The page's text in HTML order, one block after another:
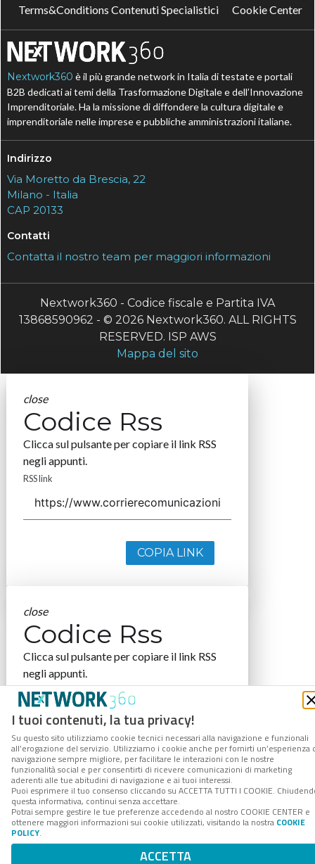
I tuoi contenuti, la tua privacy!
Su questo sito utilizziamo cookie tecnici necessari alla navigazione e funzionali
all’erogazione del servizio. Utilizziamo i cookie anche per fornirti un’esperienza
navigazione sempre migliore, per facilitare le interazioni con le nostre
funzionalità social e per consentirti di ricevere comunicazioni di marketing
aderenti alle tue abitudini di navigazione e ai tuoi interessi.
Puoi esprimere il tuo consenso cliccando su ACCETTA TUTTI I COOKIE.
questa informativa, continui senza accettare.
Potrai sempre gestire le tue preferenze accedendo al nostro COOKIE CENTER e
ottenere maggiori informazioni sui cookie utilizzati, visitando la nostra COOKIE
POLICY.
ACCETTA
Terms&Conditions Contenuti Specialistici
Cookie Center
Nextwork360 è il più grande network in Italia di testate e portali
B2B dedicati ai temi della Trasformazione Digitale e dell’Innovazione
Imprenditoriale. Ha la missione di diffondere la cultura digitale e
imprenditoriale nelle imprese e pubbliche amministrazioni italiane.
Indirizzo
Via Moretto da Brescia, 22
Milano - Italia
CAP 20133
Contatti
Contatta il nostro team per maggiori informazioni
Nextwork360 - Codice fiscale e Partita IVA
13868590962 - © 2026 Nextwork360. ALL RIGHTS
RESERVED. ISP AWS
Mappa del sito
close
Codice Rss
Clicca sul pulsante per copiare il link RSS
negli appunti.
RSS link
COPIA LINK
close
Codice Rss
Clicca sul pulsante per copiare il link RSS
negli appunti.
RSS link
COPIA LINK